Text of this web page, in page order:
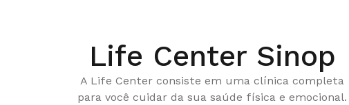
Life Center Sinop
A Life Center consiste em uma clínica completa
para você cuidar da sua saúde física e emocional.